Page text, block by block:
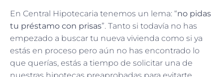
En Central Hipotecaria tenemos un lema: “no pidas
tu préstamo con prisas”. Tanto si todavía no has
empezado a buscar tu nueva vivienda como si ya
estás en proceso pero aún no has encontrado lo
que querías, estás a tiempo de solicitar una de
nuestras hipotecas preaprobadas para evitarte